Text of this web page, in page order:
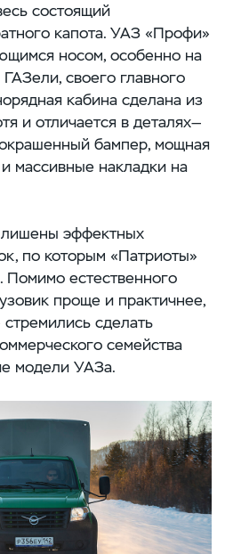
состоящий
капота. УАЗ «Профи»
носом, особенно на
своего главного
кабина сделана из
и отличается в деталях—
бампер, мощная
массивные накладки на
эффектных
по которым «Патриоты»
Помимо естественного
проще и практичнее,
сделать
семейства
модели УАЗа.